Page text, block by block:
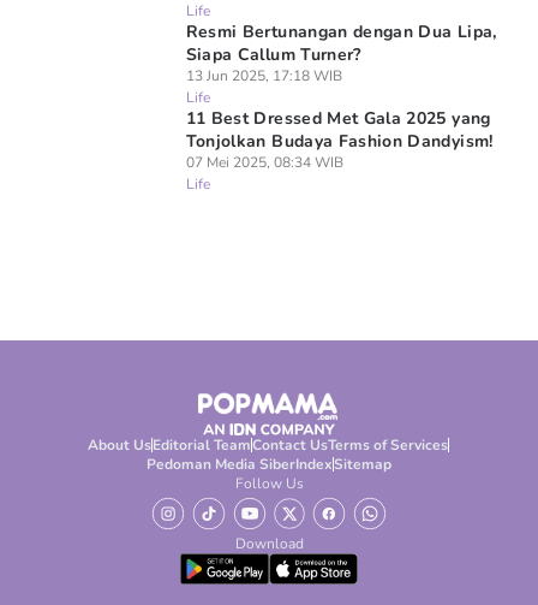
Life
Resmi Bertunangan dengan Dua Lipa,
Siapa Callum Turner?
13 Jun 2025, 17:18 WIB
Life
11 Best Dressed Met Gala 2025 yang
Tonjolkan Budaya Fashion Dandyism!
07 Mei 2025, 08:34 WIB
Life
About UsEditorial TeamContact UsTerms of Services
Pedoman Media SiberIndexSitemap
Follow Us
Download